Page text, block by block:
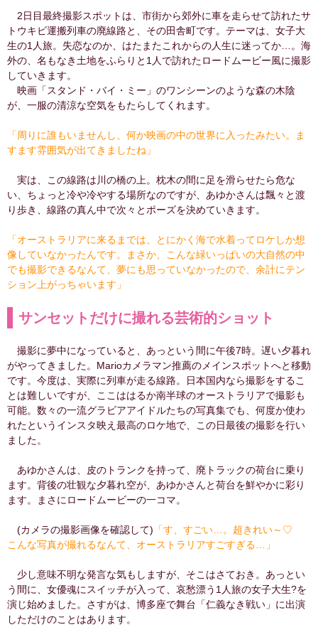
2日目最終撮影スポットは、市街から郊外に車を走らせて訪れたサ
トウキビ運搬列車の廃線路と、その田舎町です。テーマは、女子大
生の1人旅。失恋なのか、はたまたこれからの人生に迷ってか…。海
外の、名もなき土地をふらりと1人で訪れたロードムービー風に撮影
していきます。
映画「スタンド・バイ・ミー」のワンシーンのような森の木陰
が、一服の清涼な空気をもたらしてくれます。
「周りに誰もいませんし、何か映画の中の世界に入ったみたい。ま
すます雰囲気が出てきましたね」
実は、この線路は川の橋の上。枕木の間に足を滑らせたら危な
い、ちょっと冷や冷やする場所なのですが、あゆかさんは飄々と渡
り歩き、線路の真ん中で次々とポーズを決めていきます。
「オーストラリアに来るまでは、とにかく海で水着ってロケしか想
像していなかったんです。まさか、こんな緑いっぱいの大自然の中
でも撮影できるなんて、夢にも思っていなかったので、余計にテン
ション上がっちゃいます」
サンセットだけに撮れる芸術的ショット
撮影に夢中になっていると、あっという間に午後7時。遅い夕暮れ
がやってきました。Marioカメラマン推薦のメインスポットへと移動
です。今度は、実際に列車が走る線路。日本国内なら撮影をするこ
とは難しいですが、ここははるか南半球のオーストラリアで撮影も
可能。数々の一流グラビアアイドルたちの写真集でも、何度か使わ
れたというインスタ映え最高のロケ地で、この日最後の撮影を行い
ました。
あゆかさんは、皮のトランクを持って、廃トラックの荷台に乗り
ます。背後の壮観な夕暮れ空が、あゆかさんと荷台を鮮やかに彩り
ます。まさにロードムービーの一コマ。
(カメラの撮影画像を確認して) 「す、すごい…。超きれい～♡
こんな写真が撮れるなんて、オーストラリアすごすぎる…」
少し意味不明な発言な気もしますが、そこはさておき。あっとい
う間に、女優魂にスイッチが入って、哀愁漂う1人旅の女子大生?を
演じ始めました。さすがは、博多座で舞台「仁義なき戦い」に出演
しただけのことはあります。